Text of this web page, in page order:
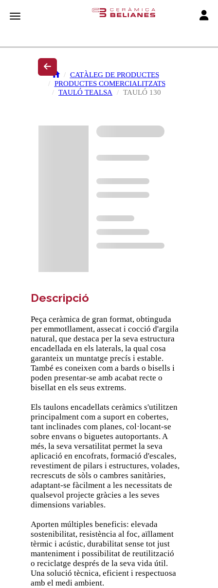
Toggle navigation
CATÀLEG DE PRODUCTES
PRODUCTES COMERCIALITZATS
TAULÓ TEALSA
TAULÓ 130
Descripció
Peça ceràmica de gran format, obtinguda
per emmotllament, assecat i cocció d'argila
natural, que destaca per la seva estructura
encadellada en els laterals, la qual cosa
garanteix un muntatge precís i estable.
També es coneixen com a bards o bisells i
poden presentar-se amb acabat recte o
bisellat en els seus extrems.
Els taulons encadellats ceràmics s'utilitzen
principalment com a suport en cobertes,
tant inclinades com planes, col·locant-se
sobre envans o biguetes autoportants. A
més, la seva versatilitat permet la seva
aplicació en encofrats, formació d'escales,
revestiment de pilars i estructures, volades,
recrescuts de sòls o cambres sanitàries,
adaptant-se fàcilment a les necessitats de
qualsevol projecte gràcies a les seves
dimensions variables.
Aporten múltiples beneficis: elevada
sostenibilitat, resistència al foc, aïllament
tèrmic i acústic, durabilitat sense tot just
manteniment i possibilitat de reutilització
o reciclatge després de la seva vida útil.
Una solució tècnica, eficient i respectuosa
amb el medi ambient.